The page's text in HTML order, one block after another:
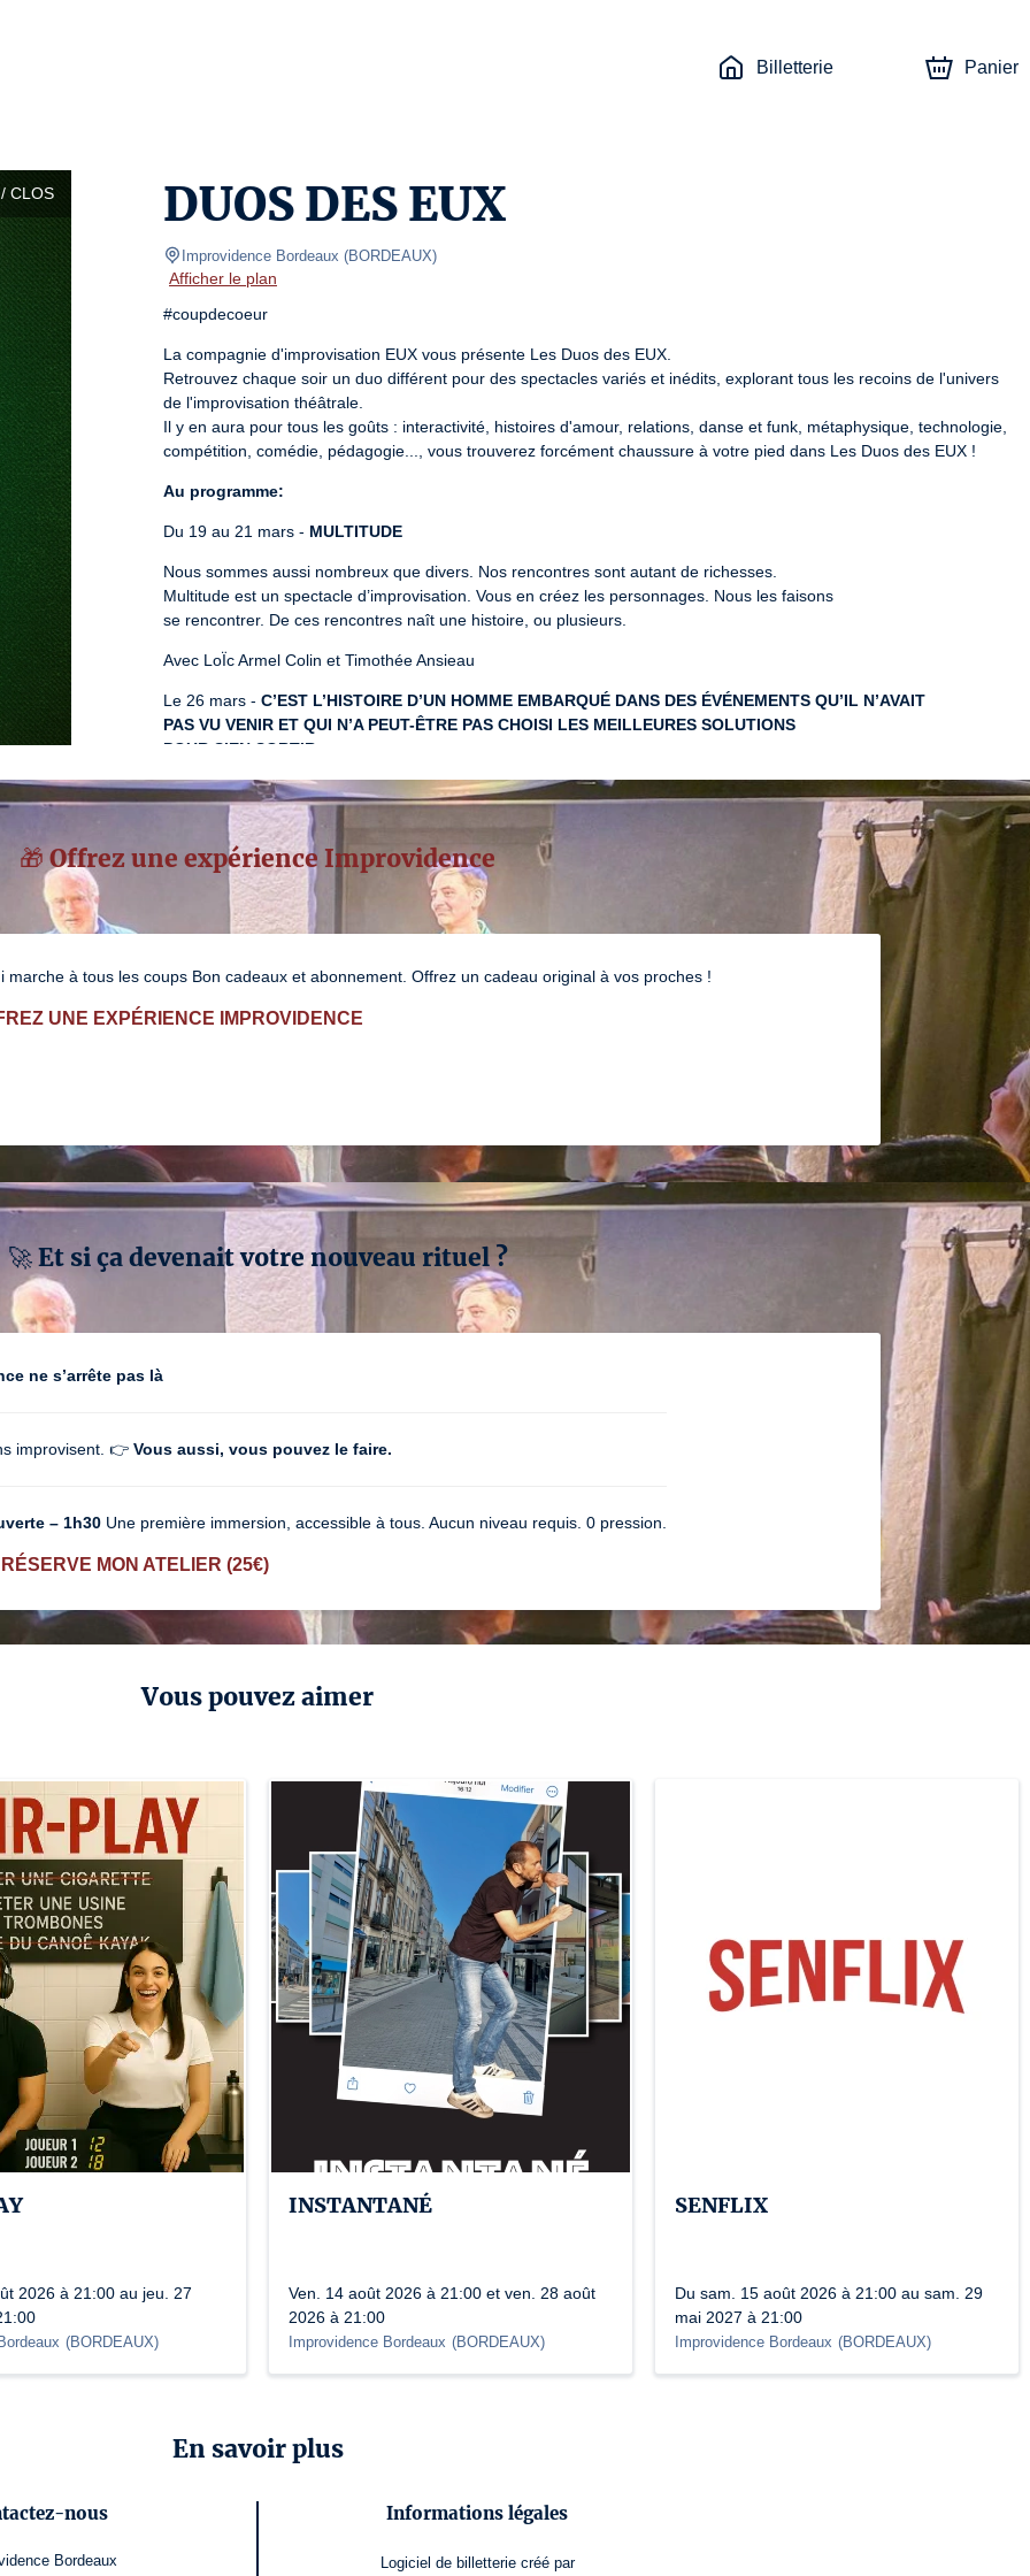
Billetterie Panier
CLOS DUOS DES EUX
Improvidence Bordeaux (BORDEAUX)
Afficher le plan
#coupdecoeur
La compagnie d'improvisation EUX vous présente Les Duos des EUX.
Retrouvez chaque soir un duo différent pour des spectacles variés et inédits, explorant tous les recoins de l'univers
de l'improvisation théâtrale.
Il y en aura pour tous les goûts : interactivité, histoires d'amour, relations, danse et funk, métaphysique, technologie,
compétition, comédie, pédagogie..., vous trouverez forcément chaussure à votre pied dans Les Duos des EUX !
Au programme:
Du 19 au 21 mars - MULTITUDE
Nous sommes aussi nombreux que divers. Nos rencontres sont autant de richesses.
Multitude est un spectacle d’improvisation. Vous en créez les personnages. Nous les faisons
se rencontrer. De ces rencontres naît une histoire, ou plusieurs.
Avec LoÏc Armel Colin et Timothée Ansieau
Le 26 mars - C’EST L’HISTOIRE D’UN HOMME EMBARQUÉ DANS DES ÉVÉNEMENTS QU’IL N’AVAIT
PAS VU VENIR ET QUI N’A PEUT-ÊTRE PAS CHOISI LES MEILLEURES SOLUTIONS
POUR S’EN SORTIR.
Victor Hugo a dit : « Le drame noue l’action, la comédie l’embrouille, la tragédie la tranche » On a
choisi l’embrouille …
Avec Timothée Ansieau et Olivier Dubois
Le 27 et 28 mars - LES CREVARDS S'INCRUSTENT - LE GUIDE DU FÊTARD ÉCONOME
Le spectacle d'improvisation pas cher (si t'as une invitation). Deux potes radins jouent les pique-assiette.
Le public définit une occasion, une fête, un évènement. Nos deux amis s'y incrustent. Ils vont être confrontés à toute
une galerie de personnages qui ne s'attendaient pas à les voir ce soir-là. Comment la soirée va se dérouler ? Vont-ils
Vous pouvez aimer
2026 à 21:00 au jeu. 27
(BORDEAUX)
INSTANTANÉ
Ven. 14 août 2026 à 21:00 et ven. 28 août
2026 à 21:00
Improvidence Bordeaux (BORDEAUX)
SENFLIX
Du sam. 15 août 2026 à 21:00 au sam. 29
mai 2027 à 21:00
Improvidence Bordeaux (BORDEAUX)
🎁 Offrez une expérience Improvidence
marche à tous les coups Bon cadeaux et abonnement. Offrez un cadeau original à vos proches !
UNE EXPÉRIENCE IMPROVIDENCE
🚀 Et si ça devenait votre nouveau rituel ?
ne s’arrête pas là
improvisent. 👉 Vous aussi, vous pouvez le faire.
– 1h30 Une première immersion, accessible à tous. Aucun niveau requis. 0 pression.
MON ATELIER (25€)
En savoir plus
nous
Bordeaux
Informations légales
Logiciel de billetterie créé par